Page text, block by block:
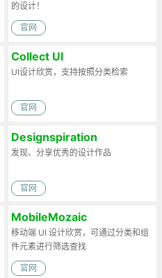
的设计！
官网
Collect UI
UI设计欣赏，支持按照分类检索
官网
Designspiration
发现、分享优秀的设计作品
官网
MobileMozaic
移动端 UI 设计欣赏，可通过分类和组
件元素进行筛选查找
官网